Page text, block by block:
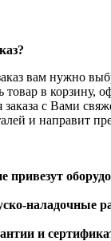
вам нужно
товар в корзину,
с Вами
и направит
привезут
наладочные
и